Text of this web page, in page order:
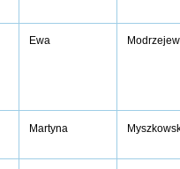
Ewa
Martyna